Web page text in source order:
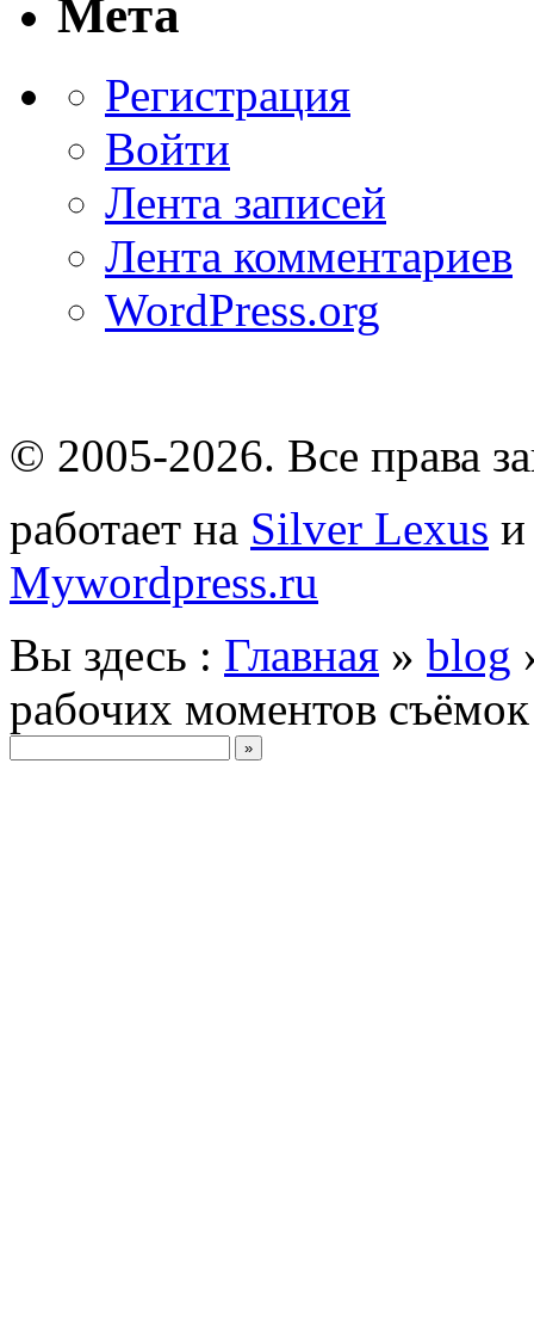
Мета
Регистрация
Войти
Лента записей
Лента комментариев
WordPress.org
© 2005-2026. Все права
работает на Silver Lexus
Mywordpress.ru
Вы здесь : Главная » blog
рабочих моментов